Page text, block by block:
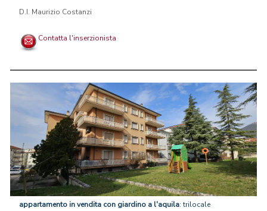
D.I. Maurizio Costanzi
Contatta l'inserzionista
appartamento invendita con giardino a l'aquila: trilocale